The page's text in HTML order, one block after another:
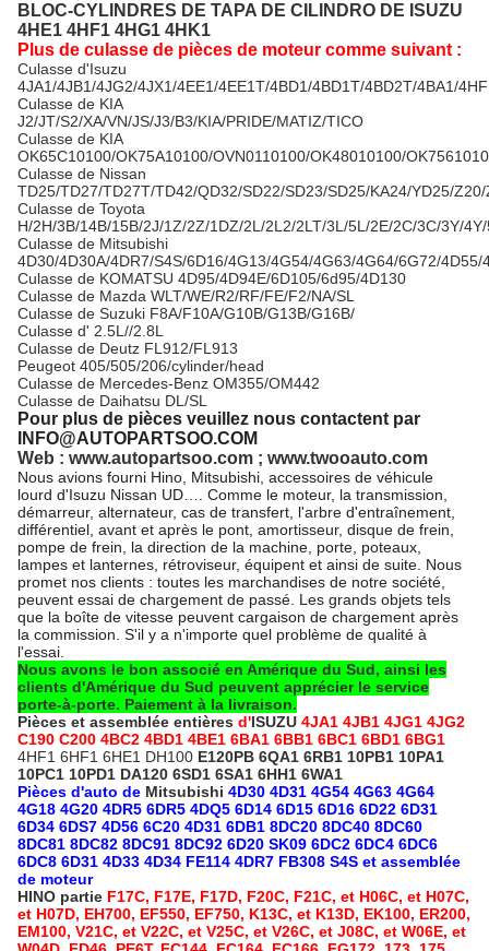
BLOC-CYLINDRES DE TAPA DE CILINDRO DE ISUZU
4HE1 4HF1 4HG1 4HK1
Plus de culasse de pièces de moteur comme suivant :
Culasse d'Isuzu
4JA1/4JB1/4JG2/4JX1/4EE1/4EE1T/4BD1/4BD1T/4BD2T/4BA1/
Culasse de KIA
J2/JT/S2/XA/VN/JS/J3/B3/KIA/PRIDE/MATIZ/TICO
Culasse de KIA
OK65C10100/OK75A10100/OVN0110100/OK48010100/
Culasse de Nissan
TD25/TD27/TD27T/TD42/QD32/SD22/SD23/SD25/KA24/YD25/
Culasse de Toyota
H/2H/3B/14B/15B/2J/1Z/2Z/1DZ/2L/2L2/2LT/3L/5L/2E/2C/3C/3Y/
Culasse de Mitsubishi
4D30/4D30A/4DR7/S4S/6D16/4G13/4G54/4G63/4G64/6G72/
Culasse de KOMATSU 4D95/4D94E/6D105/6d95/4D130
Culasse de Mazda WLT/WE/R2/RF/FE/F2/NA/SL
Culasse de Suzuki F8A/F10A/G10B/G13B/G16B/
Culasse d' 2.5L//2.8L
Culasse de Deutz FL912/FL913
Peugeot 405/505/206/cylinder/head
Culasse de Mercedes-Benz OM355/OM442
Culasse de Daihatsu DL/SL
Pour plus de pièces veuillez nous contactent par
INFO@AUTOPARTSOO.COM
Web : www.autopartsoo.com ; www.twooauto.com
Nous avions fourni Hino, Mitsubishi, accessoires de véhicule
lourd d'Isuzu Nissan UD…. Comme le moteur, la transmission,
démarreur, alternateur, cas de transfert, l'arbre d'entraînement,
différentiel, avant et après le pont, amortisseur, disque de frein,
pompe de frein, la direction de la machine, porte, poteaux,
lampes et lanternes, rétroviseur, équipent et ainsi de suite. Nous
promet nos clients : toutes les marchandises de notre société,
peuvent essai de chargement de passé. Les grands objets tels
que la boîte de vitesse peuvent cargaison de chargement après
la commission. S'il y a n'importe quel problème de qualité à
l'essai.
Nous avons le bon associé en Amérique du Sud, ainsi les
clients d'Amérique du Sud peuvent apprécier le service
porte-à-porte. Paiement à la livraison.
Pièces et assemblée entières d'ISUZU 4JA1 4JB1 4JG1 4JG2
C190 C200 4BC2 4BD1 4BE1 6BA1 6BB1 6BC1 6BD1 6BG1
4HF1 6HF1 6HE1 DH100 E120PB 6QA1 6RB1 10PB1 10PA1
10PC1 10PD1 DA120 6SD1 6SA1 6HH1 6WA1
Pièces d'auto de Mitsubishi 4D30 4D31 4G54 4G63 4G64
4G18 4G20 4DR5 6DR5 4DQ5 6D14 6D15 6D16 6D22 6D31
6D34 6DS7 4D56 6C20 4D31 6DB1 8DC20 8DC40 8DC60
8DC81 8DC82 8DC91 8DC92 6D20 SK09 6DC2 6DC4 6DC6
6DC8 6D31 4D33 4D34 FE114 4DR7 FB308 S4S et assemblée
de moteur
HINO partie F17C, F17E, F17D, F20C, F21C, et H06C, et H07C,
et H07D, EH700, EF550, EF750, K13C, et K13D, EK100, ER200,
EM100, V21C, et V22C, et V25C, et V26C, et J08C, et W06E, et